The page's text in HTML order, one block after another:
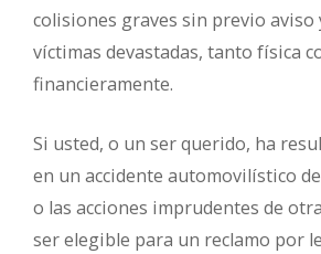
colisiones graves sin previo aviso
víctimas devastadas, tanto física
financieramente.
Si usted, o un ser querido, ha
en un accidente automovilístico
o las acciones imprudentes de
ser elegible para un reclamo por